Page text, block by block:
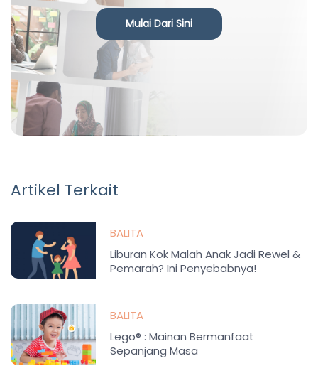
Mulai Dari Sini
Artikel Terkait
BALITA
Liburan Kok Malah Anak Jadi Rewel &
Pemarah? Ini Penyebabnya!
BALITA
Lego® : Mainan Bermanfaat
Sepanjang Masa